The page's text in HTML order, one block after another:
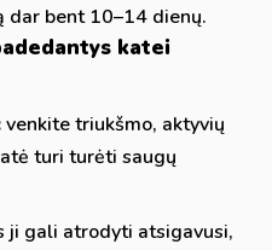
dar bent 10–14 dienų.
katei
venkite triukšmo, aktyvių
turi turėti saugų
ji gali atrodyti atsigavusi,